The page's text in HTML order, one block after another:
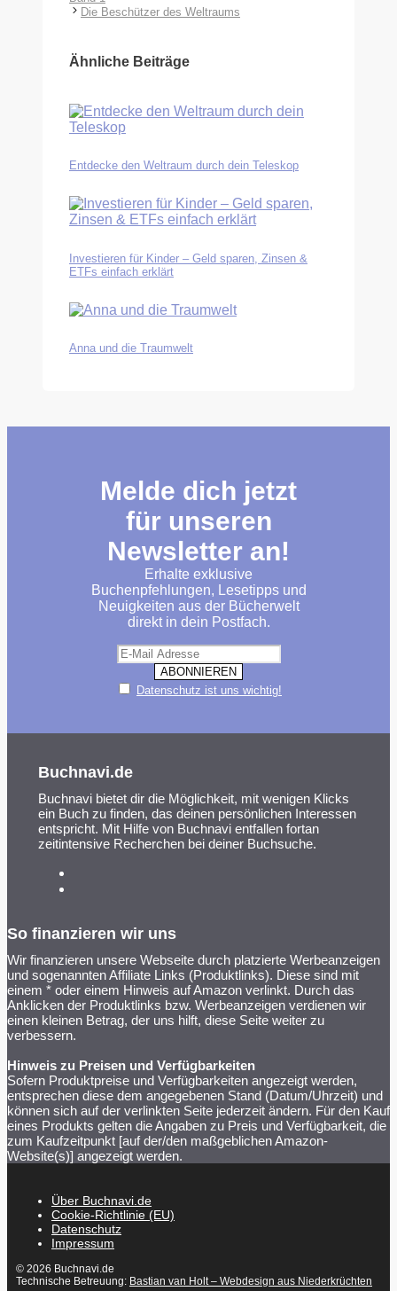
Die Beschützer des Weltraums
Ähnliche Beiträge
Entdecke den Weltraum durch dein Teleskop
Investieren für Kinder – Geld sparen, Zinsen &
ETFs einfach erklärt
Anna und die Traumwelt
Melde dich jetzt
für unseren
Newsletter an!
Erhalte exklusive
Buchenpfehlungen, Lesetipps und
Neuigkeiten aus der Bücherwelt
direkt in dein Postfach.
Datenschutz ist uns wichtig!
Buchnavi.de
Buchnavi bietet dir die Möglichkeit, mit wenigen Klicks
ein Buch zu finden, das deinen persönlichen Interessen
entspricht. Mit Hilfe von Buchnavi entfallen fortan
zeitintensive Recherchen bei deiner Buchsuche.
So finanzieren wir uns
Wir finanzieren unsere Webseite durch platzierte Werbeanzeigen
und sogenannten Affiliate Links (Produktlinks). Diese sind mit
einem * oder einem Hinweis auf Amazon verlinkt. Durch das
Anklicken der Produktlinks bzw. Werbeanzeigen verdienen wir
einen kleinen Betrag, der uns hilft, diese Seite weiter zu
verbessern.
Hinweis zu Preisen und Verfügbarkeiten
Sofern Produktpreise und Verfügbarkeiten angezeigt werden,
entsprechen diese dem angegebenen Stand (Datum/Uhrzeit) und
können sich auf der verlinkten Seite jederzeit ändern. Für den Kauf
eines Produkts gelten die Angaben zu Preis und Verfügbarkeit, die
zum Kaufzeitpunkt [auf der/den maßgeblichen Amazon-
Website(s)] angezeigt werden.
Über Buchnavi.de
Cookie-Richtlinie (EU)
Datenschutz
Impressum
© 2026 Buchnavi.de
Technische Betreuung: Bastian van Holt – Webdesign aus Niederkrüchten